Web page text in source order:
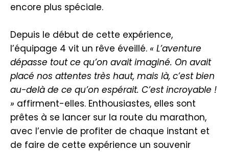
encore plus spéciale.
Depuis le début de cette expérience,
l’équipage 4 vit un rêve éveillé. « L’aventure
dépasse tout ce qu’on avait imaginé. On avait
placé nos attentes très haut, mais là, c’est bien
au-delà de ce qu’on espérait. C’est incroyable !
» affirment-elles. Enthousiastes, elles sont
prêtes à se lancer sur la route du marathon,
avec l’envie de profiter de chaque instant et
de faire de cette expérience un souvenir